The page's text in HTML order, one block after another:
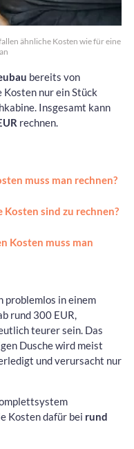
ähnliche Kosten wie für eine
bereits von
nur ein Stück
Insgesamt kann
rechnen.
muss man rechnen?
Kosten sind zu rechnen?
Kosten muss man
problemlos in einem
rund 300 EUR,
teurer sein. Das
Dusche wird meist
und verursacht nur
Kosten dafür bei rund